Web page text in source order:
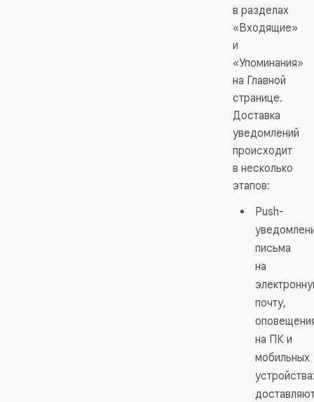
в разделах
«Входящие»
и
«Упоминания»
на Главной
странице.
Доставка
уведомлений
происходит
в несколько
этапов:
Push-
письма
на
почту,
на ПК и
мобильных